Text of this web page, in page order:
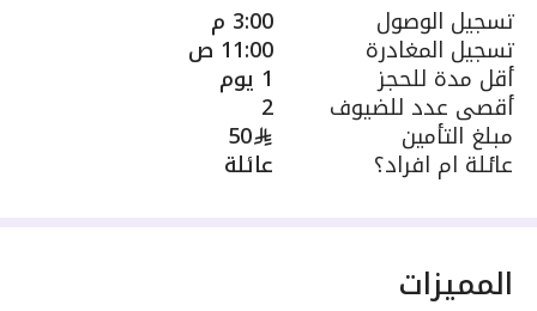
تسجيل الوصول 3:00 م
تسجيل المغادرة 11:00 ص
أقل مدة للحجز 1 يوم
أقصى عدد للضيوف 2
مبلغ التأمين 50
عائلة ام افراد؟ عائلة
المميزات